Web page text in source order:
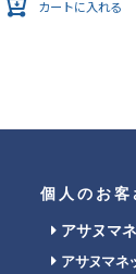
カートに入れる
個人のお客
アサヌマ
アサヌマネ